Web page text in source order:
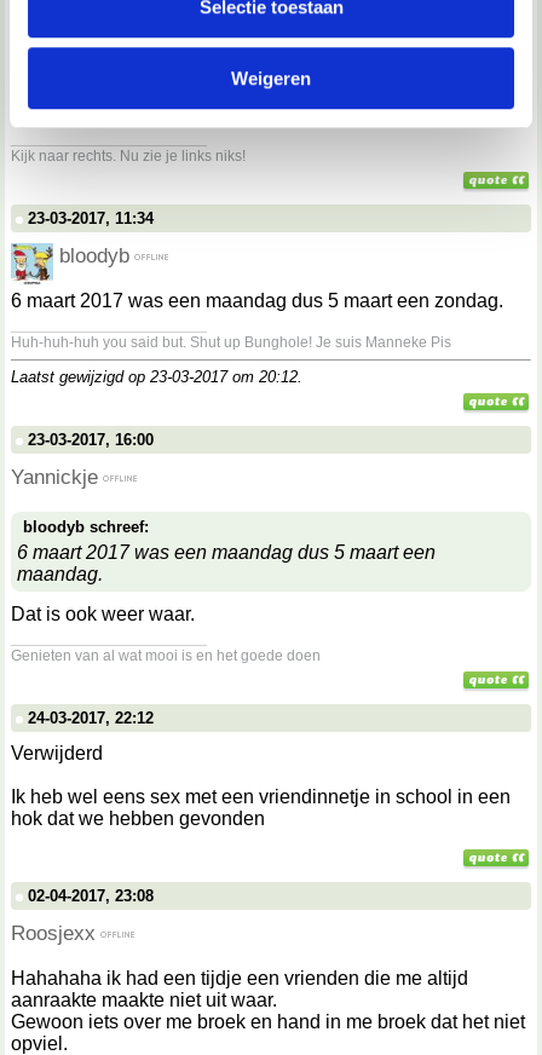
partners kunnen deze gegevens combineren met andere
informatie die je aan ze hebt verstrekt of die ze hebben
verzameld op basis van jouw gebruik van hun services.
kunnen ontvangen en verwerken.
Selectie toestaan
Weigeren
bloodyb schreef:
op een maandag
Kijk naar rechts. Nu zie je links niks!
23-03-2017, 11:34
bloodyb
6 maart 2017 was een maandag dus 5 maart een zondag.
Huh-huh-huh you said but. Shut up Bunghole! Je suis Manneke Pis
Laatst gewijzigd op 23-03-2017 om 20:12.
23-03-2017, 16:00
Yannickje
bloodyb schreef:
6 maart 2017 was een maandag dus 5 maart een
maandag.
Dat is ook weer waar.
Genieten van al wat mooi is en het goede doen
24-03-2017, 22:12
Verwijderd
Ik heb wel eens sex met een vriendinnetje in school in een
hok dat we hebben gevonden
02-04-2017, 23:08
Roosjexx
Hahahaha ik had een tijdje een vrienden die me altijd
aanraakte maakte niet uit waar.
Gewoon iets over me broek en hand in me broek dat het niet
opviel.